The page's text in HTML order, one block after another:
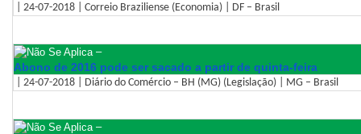
| 24-07-2018 | Correio Braziliense (Economia) | DF – Brasil
–
Abono de 2016 pode ser sacado a partir de quinta-feira
| 24-07-2018 | Diário do Comércio – BH (MG) (Legislação) | MG – Brasil
–